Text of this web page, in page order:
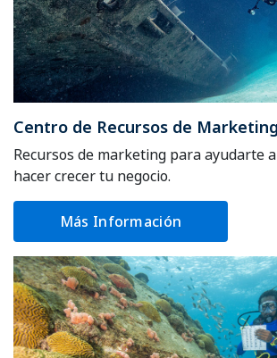
Centro de Recursos de Marketing
Recursos de marketing para ayudarte
hacer crecer tu negocio.
Más Información